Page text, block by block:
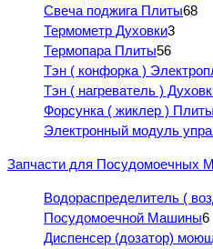
Свеча поджига Плиты68
Термометр Духовки3
Термопара Плиты56
Тэн ( конфорка )
Тэн ( нагреватель )
Форсунка ( жиклер ) Плиты
Электронный модуль
Запчасти для Посудомоечных
Водораспределитель (
Посудомоечной Машины6
Диспенсер (дозатор)